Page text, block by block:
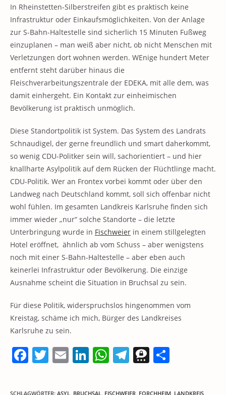
In Rheinstetten-Silberstreifen gibt es praktisch keine
Infrastruktur oder Einkaufsmöglichkeiten. Von der Anlage
zur S-Bahn-Haltestelle sind sicherlich 15 Minuten Fußweg
einzuplanen – man weiß aber nicht, ob nicht Menschen mit
Verletzungen dort wohnen werden. WEnige hundert Meter
entfernt steht darüber hinaus die
Fleischverarbeitungszentrale der EDEKA, mit alle dem, was
damit einhergeht. Ein Kontakt zur einheimischen
Bevölkerung ist praktisch unmöglich.
Diese Standortpolitik ist System. Das System des Landrats
Schnaudigel, der gerne freundlich und smart daherkommt,
so wenig CDU-Politker sein will, sachorientiert – und hier
knallharte Asylpolitik auf dem Rücken der Flüchtlinge macht.
CDU-Politik. Wer an Frontex vorbei kommt oder über den
Landweg nach Deutschland kommt, soll sich offenbar nicht
wohl fühlen. Im gesamten Landkreis Karlsruhe finden sich
immer wieder „nur“ solche Standorte – die letzte
Unterbringung wurde in Fischweier in einem stillgelegten
Hotel eröffnet, ähnlich ab vom Schuss – aber wenigstens
noch mit einer S-Bahn-Haltestelle – aber eben auch
keinerlei Infrastruktur oder Bevölkerung. Die einzige
Ausnahme scheint die Situation in Bruchsal zu sein.
Für diese Politik, widerspruchslos hingenommen vom
Kreistag, schäme ich mich, Bürger des Landkreises
Karlsruhe zu sein.
F
c
T
itt
E
ai
Li
k
W
at
T
e
T
re le
SCHLAGWÖRTER: ASYL, BRUCHSAL, FISCHWEIER, FORCHHEIM, LANDKREIS